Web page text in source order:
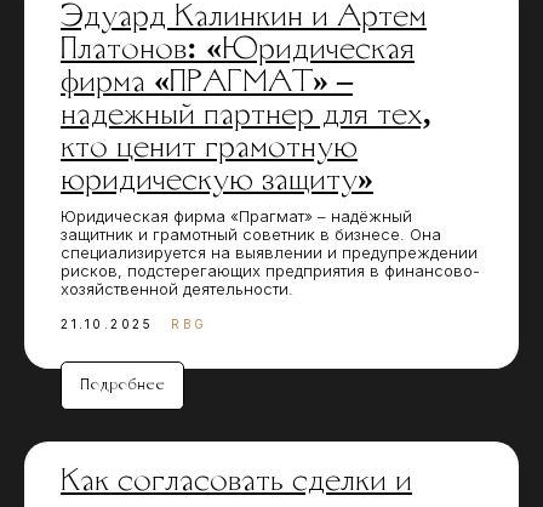
Эдуард Калинкин и Артем
Платонов: «Юридическая
фирма «ПРАГМАТ» –
надежный партнер для тех,
кто ценит грамотную
юридическую защиту»
Юридическая фирма «Прагмат» – надёжный
защитник и грамотный советник в бизнесе. Она
специализируется на выявлении и предупреждении
рисков, подстерегающих предприятия в финансово-
хозяйственной деятельности.
21.10.2025 RBG
Подробнее
Как согласовать сделки и